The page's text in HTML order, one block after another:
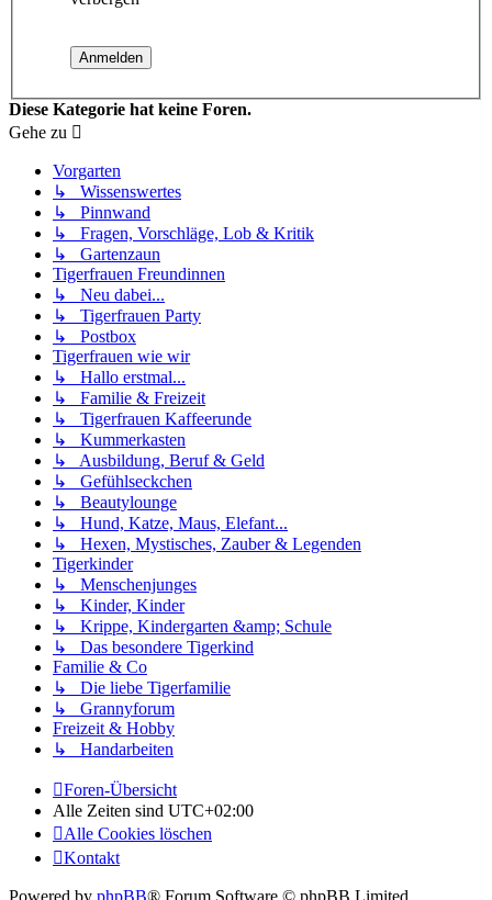
Diese Kategorie hat keine Foren.
Gehe zu
Vorgarten
↳ Wissenswertes
↳ Pinnwand
↳ Fragen, Vorschläge, Lob & Kritik
↳ Gartenzaun
Tigerfrauen Freundinnen
↳ Neu dabei...
↳ Tigerfrauen Party
↳ Postbox
Tigerfrauen wie wir
↳ Hallo erstmal...
↳ Familie & Freizeit
↳ Tigerfrauen Kaffeerunde
↳ Kummerkasten
↳ Ausbildung, Beruf & Geld
↳ Gefühlseckchen
↳ Beautylounge
↳ Hund, Katze, Maus, Elefant...
↳ Hexen, Mystisches, Zauber & Legenden
Tigerkinder
↳ Menschenjunges
↳ Kinder, Kinder
↳ Krippe, Kindergarten &amp; Schule
↳ Das besondere Tigerkind
Familie & Co
↳ Die liebe Tigerfamilie
↳ Grannyforum
Freizeit & Hobby
↳ Handarbeiten
Foren-Übersicht
Alle Zeiten sind UTC+02:00
Alle Cookies löschen
Kontakt
Powered by phpBB® Forum Software © phpBB Limited